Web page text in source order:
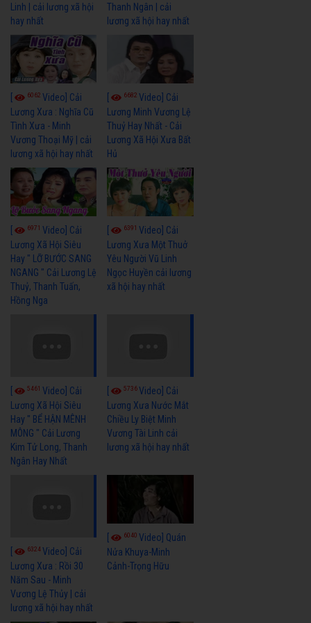
Linh | cải lương xã hội
hay nhất
Thanh Ngân | cải
lương xã hội hay nhất
6062 Video] Cải
Lương Xưa : Nghĩa Cũ
Tình Xưa - Minh
Vương Thoại Mỹ | cải
lương xã hội hay nhất
6682Video] Cải
Lương Minh Vương Lệ
Thuỷ Hay Nhất - Cải
Lương Xã Hội Xưa Bất
Hủ
6971 Video] Cải
Lương Xã Hội Siêu
Hay " LỠ BƯỚC SANG
NGANG " Cải Lương Lệ
Thuỷ, Thanh Tuấn,
Hồng Nga
6391Video] Cải
Lương Xưa Một Thuở
Yêu Người Vũ Linh
Ngọc Huyền cải lương
xã hội hay nhất
5461 Video] Cải
Lương Xã Hội Siêu
Hay " BỂ HẬN MÊNH
MÔNG " Cải Lương
Kim Tử Long, Thanh
Ngân Hay Nhất
5736Video] Cải
Lương Xưa Nước Mắt
Chiều Ly Biệt Minh
Vương Tài Linh cải
lương xã hội hay nhất
6324Video] Cải
Lương Xưa : Rồi 30
Năm Sau - Minh
Vương Lệ Thủy | cải
lương xã hội hay nhất
6040Video] Quán
Nửa Khuya-Minh
Cảnh-Trọng Hữu